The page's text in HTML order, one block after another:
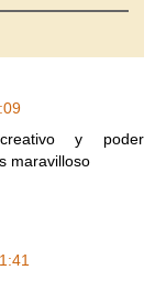
y poder
maravilloso